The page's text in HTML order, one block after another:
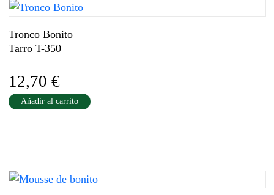
Tronco Bonito
Tarro T-350
12,70 €
Añadir al carrito